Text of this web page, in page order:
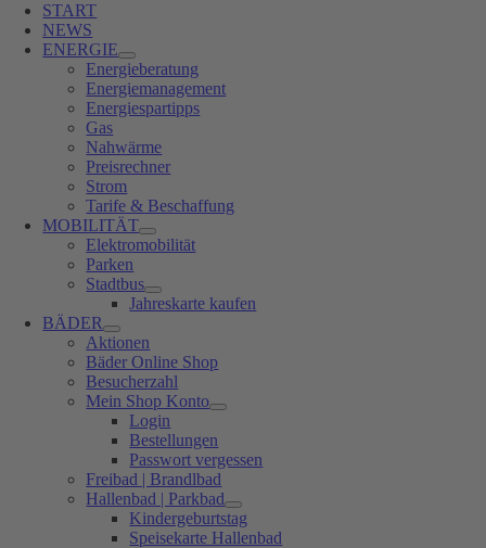
START
NEWS
ENERGIE
Energieberatung
Energiemanagement
Energiespartipps
Gas
Nahwärme
Preisrechner
Strom
Tarife & Beschaffung
MOBILITÄT
Elektromobilität
Parken
Stadtbus
Jahreskarte kaufen
BÄDER
Aktionen
Bäder Online Shop
Besucherzahl
Mein Shop Konto
Login
Bestellungen
Passwort vergessen
Freibad | Brandlbad
Hallenbad | Parkbad
Kindergeburtstag
Speisekarte Hallenbad